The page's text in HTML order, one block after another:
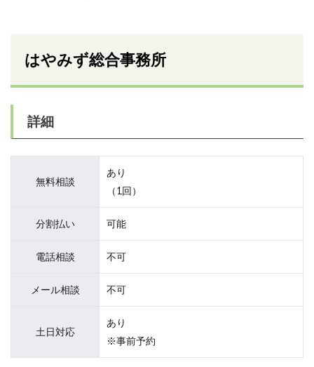
はやみず総合事務所
詳細
無料相談
あり
（1回）
分割払い 可能
電話相談 不可
メール相談 不可
土日対応
あり
※事前予約